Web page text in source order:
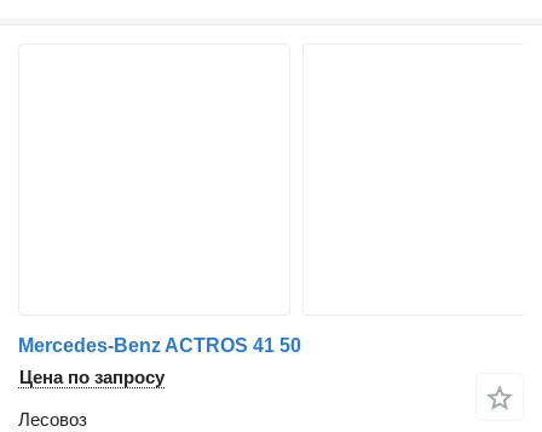
Mercedes-Benz ACTROS 41 50
Цена по запросу
Лесовоз